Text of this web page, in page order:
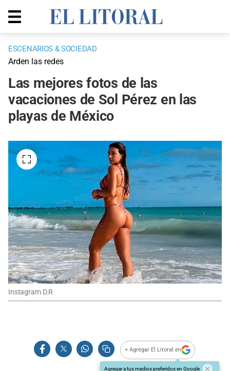
ESCENARIOS & SOCIEDAD
Arden las redes
Las mejores fotos de las
vacaciones de Sol Pérez en las
playas de México
Instagram D.R
+ Agregar El Litoral en
Agregar a tus medios preferidos en Google